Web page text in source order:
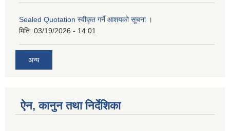
Sealed Quotation स्वीकृत गर्ने आशयको सूचना ।
मिति: 03/19/2026 - 14:01
अन्य
ऐन, कानुन तथा निर्देशिका